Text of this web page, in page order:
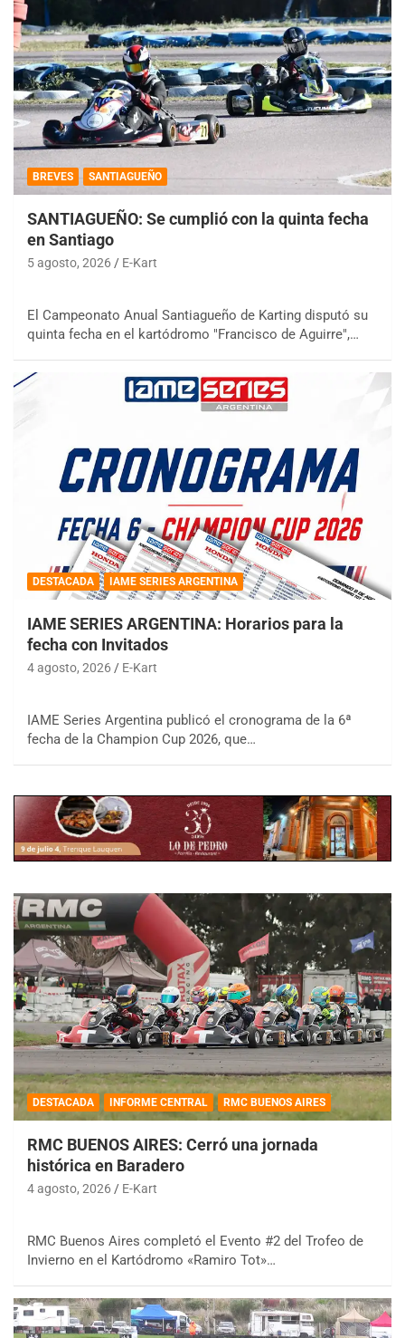
BREVES SANTIAGUEÑO
SANTIAGUEÑO: Se cumplió con la quinta fecha
en Santiago
5 agosto, 2026 E-Kart
El Campeonato Anual Santiagueño de Karting disputó su
quinta fecha en el kartódromo "Francisco de Aguirre",…
DESTACADA IAME SERIES ARGENTINA
IAME SERIES ARGENTINA: Horarios para la
fecha con Invitados
4 agosto, 2026 E-Kart
IAME Series Argentina publicó el cronograma de la 6ª
fecha de la Champion Cup 2026, que…
DESTACADA INFORME CENTRAL RMC BUENOS AIRES
RMC BUENOS AIRES: Cerró una jornada
histórica en Baradero
4 agosto, 2026 E-Kart
RMC Buenos Aires completó el Evento #2 del Trofeo de
Invierno en el Kartódromo «Ramiro Tot»…